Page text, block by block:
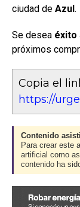
ciudad de Azul.
Se desea éxito
próximos
Copia el
https://
Contenido
Para crear este
artificial como
contenido ha